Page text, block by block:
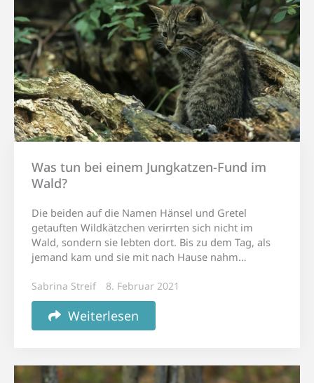
Was tun bei einem Jungkatzen-Fund im
Wald?
Die beiden auf die Namen Hänsel und Gretel
getauften Wildkätzchen verirrten sich nicht im
Wald, sondern sie lebten dort. Bis zu dem Tag, als
jemand kam und sie mit nach Hause nahm…
Sabrina Streif 8. Februar 2021
Weiterlesen